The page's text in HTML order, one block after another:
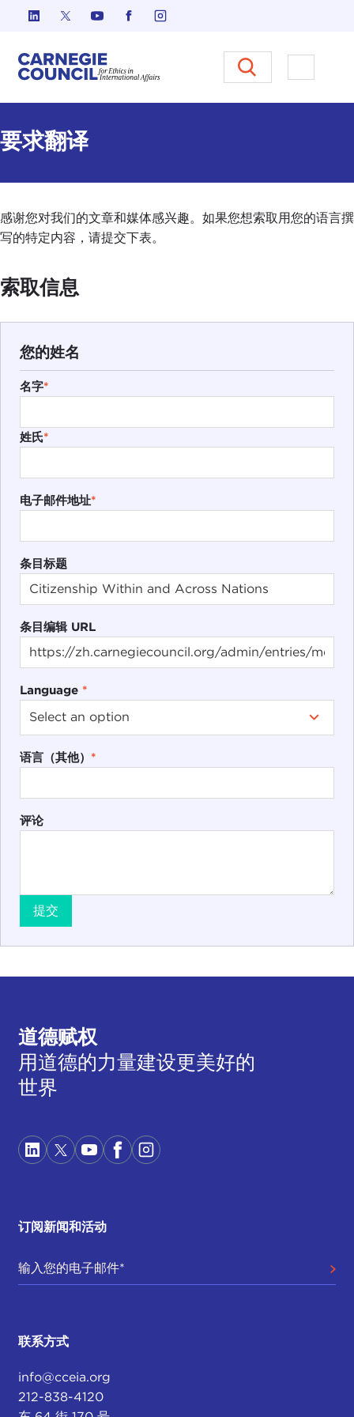
跳至内容
Carnegie Council 国际事务中的
打开菜单
要求翻译
感谢您对我们的文章和媒体感兴趣。如果您想索取用您的语言撰
写的特定内容，请提交下表。
索取信息
您的姓名
名字*
姓氏*
电子邮件地址*
条目标题
条目编辑 URL
Language *
语言（其他） *
评论
提交
道德赋权
用道德的力量建设更美好的
世界
订阅新闻和活动
联系方式
info@cceia.org
212-838-4120